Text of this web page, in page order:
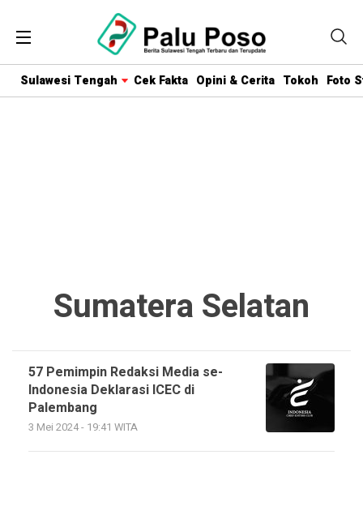
Sulawesi Tengah Cek Fakta Opini & Cerita Tokoh Foto
Sumatera Selatan
57 Pemimpin Redaksi Media se-
Indonesia Deklarasi ICEC di
Palembang
3 Mei 2024 - 19:41 WITA